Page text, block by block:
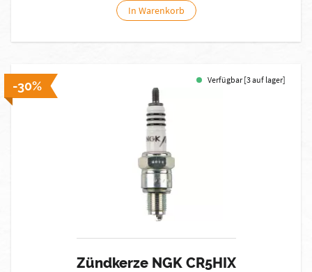
In Warenkorb
-30% Verfügbar [3 auf lager]
Zündkerze NGK CR5HIX